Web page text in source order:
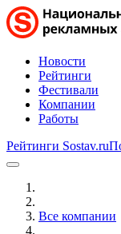
Новости
Рейтинги
Фестивали
Компании
Работы
Рейтинги Sostav.ru
Все компании